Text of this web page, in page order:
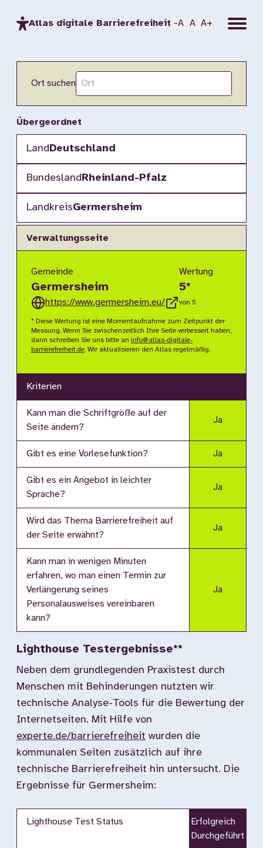
Atlas digitale Barrierefreiheit -A A A+ Menu
Ort suchen
Übergeordnet
LandDeutschland
BundeslandRheinland-Pfalz
LandkreisGermersheim
Verwaltungsseite
Gemeinde
Germersheim
https://www.germersheim.eu/
Wertung
5*
von 5
* Diese Wertung ist eine Momentaufnahme zum Zeitpunkt der
Messung. Wenn Sie zwischenzeitlich Ihre Seite verbessert haben,
dann schreiben Sie uns bitte an info@atlas-digitale-
barrierefreiheit.de. Wir aktualisieren den Atlas regelmäßig.
Kriterien
Kann man die Schriftgröße auf der
Seite ändern?
Ja
Gibt es eine Vorlesefunktion? Ja
Gibt es ein Angebot in leichter
Sprache?
Ja
Wird das Thema Barrierefreiheit auf
der Seite erwähnt?
Ja
Kann man in wenigen Minuten
erfahren, wo man einen Termin zur
Verlängerung seines
Personalausweises vereinbaren
kann?
Ja
Lighthouse Testergebnisse**
Neben dem grundlegenden Praxistest durch
Menschen mit Behinderungen nutzten wir
technische Analyse-Tools für die Bewertung der
Internetseiten. Mit Hilfe von
experte.de/barrierefreiheit wurden die
kommunalen Seiten zusätzlich auf ihre
technische Barrierefreiheit hin untersucht. Die
Ergebnisse für Germersheim:
Lighthouse Test Status
Erfolgreich
Durchgeführt